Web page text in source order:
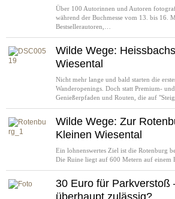
Über 100 Autorinnen und Autoren
während der Buchmesse vom 13. bis 16.
Bestsellerautoren,…
Wilde Wege:
Wiesental
Nicht mehr lange und bald starten die
Wanderopenings. Doch statt Premium-
Genießerpfaden und Routen, die auf
Wilde Wege: Zur
Kleinen Wiesental
Ein lohnenswertes Ziel ist die Rotenburg
Die Ruine liegt auf 600 Metern auf einem
30 Euro für Parkverstoß